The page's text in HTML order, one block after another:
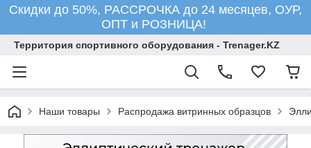
Скидки до 50%, РАССРОЧКА до 24 месяцев, ОУР,
ОПТ и РОЗНИЦА!
Территория спортивного оборудования - Trenager.KZ
Наши товары Распродажа витринных образцов